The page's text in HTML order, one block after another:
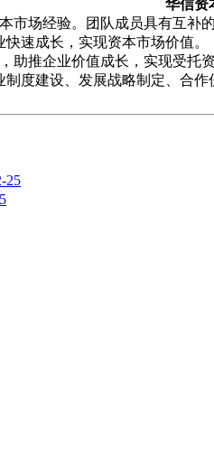
华信资
市场经验。团队成员具有互
速成长，实现资本市场价值。
推企业价值成长，实现受托
度建设、发展战略制定、合
25